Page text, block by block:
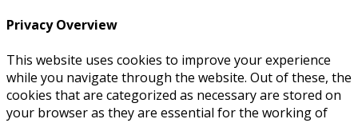
Privacy Overview
This website uses cookies to improve your experience
while you navigate through the website. Out of these, the
cookies that are categorized as necessary are stored on
your browser as they are essential for the working of